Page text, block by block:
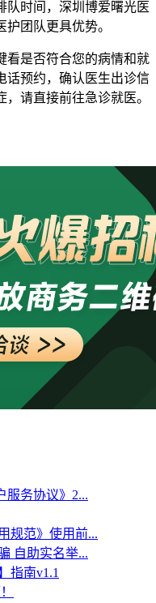
时间，深圳博爱曙光医
团队更具优势。
是否符合您的病情和就
话预约，确认医生出诊信
请直接前往急诊就医。
服务协议》2...
规范》使用前...
自助实名举...
指南v1.1